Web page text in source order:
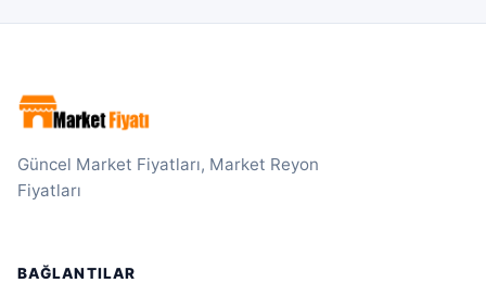
Güncel Market Fiyatları, Market Reyon
Fiyatları
BAĞLANTILAR